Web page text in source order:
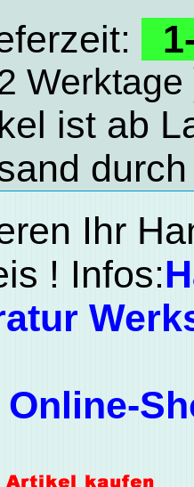
Werktage
ist ab
Ihr
! Infos:
Online-